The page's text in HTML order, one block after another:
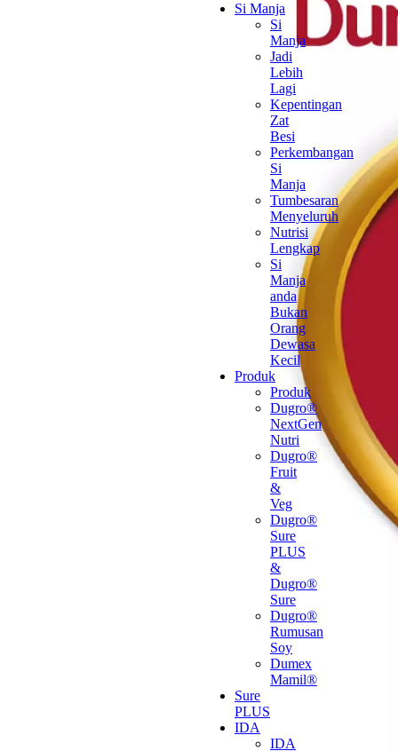
Si Manja
Si
Manja
Jadi
Lebih
Lagi
Kepentingan
Zat
Besi
Perkembangan
Si
Manja
Tumbesaran
Menyeluruh
Nutrisi
Lengkap
Si
Manja
anda
Bukan
Orang
Dewasa
Kecil
Produk
Produk
Dugro®
NextGen
Nutri
Dugro®
Fruit
&
Veg
Dugro®
Sure
PLUS
&
Dugro®
Sure
Dugro®
Rumusan
Soy
Dumex
Mamil®
Sure
PLUS
IDA
IDA